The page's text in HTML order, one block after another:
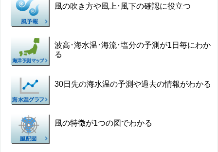
風の吹き方や風上･風下の確認に役立つ
波高･海水温･海流･塩分の予測が1日毎にわか
る
30日先の海水温の予測や過去の情報がわかる
風の特徴が1つの図でわかる